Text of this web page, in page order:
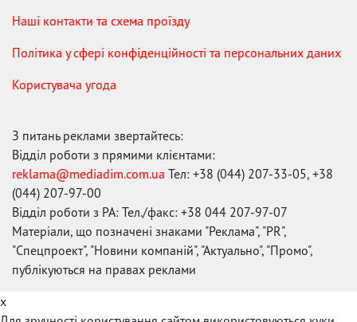
Наші контакти та схема проїзду
Політика у сфері конфіденційності та персональних даних
Користувача угода
З питань реклами звертайтесь:
Відділ роботи з прямими клієнтами:
reklama@mediadim.com.ua Тел: +38 (044) 207-33-05, +38
(044) 207-97-00
Відділ роботи з РА: Тел./факс: +38 044 207-97-07
Матеріали, що позначені знаками "Реклама", "PR",
"Спецпроект", "Новини компаній", "Актуально", "Промо",
публікуються на правах реклами
x